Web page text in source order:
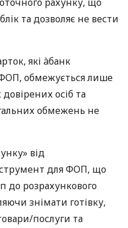
та дозволяє не вести
які àбанк
ФОП, обмежується лише
осіб та
обмежень не
від
для ФОП, що
до розрахункового
знімати готівку,
послуги та